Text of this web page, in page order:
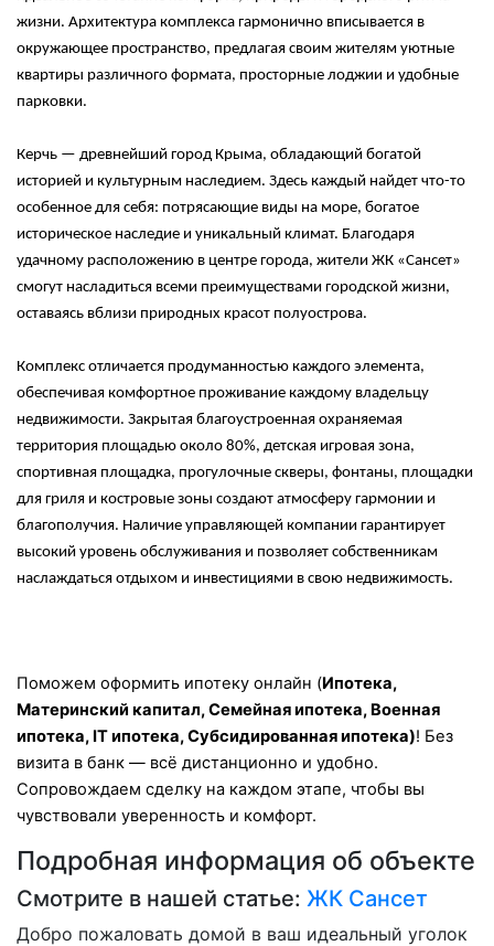
жизни. Архитектура комплекса гармонично вписывается в
окружающее пространство, предлагая своим жителям уютные
квартиры различного формата, просторные лоджии и удобные
парковки.
Керчь — древнейший город Крыма, обладающий богатой
историей и культурным наследием. Здесь каждый найдет что-то
особенное для себя: потрясающие виды на море, богатое
историческое наследие и уникальный климат. Благодаря
удачному расположению в центре города, жители ЖК «Сансет»
смогут насладиться всеми преимуществами городской жизни,
оставаясь вблизи природных красот полуострова.
Комплекс отличается продуманностью каждого элемента,
обеспечивая комфортное проживание каждому владельцу
недвижимости. Закрытая благоустроенная охраняемая
территория площадью около 80%, детская игровая зона,
спортивная площадка, прогулочные скверы, фонтаны, площадки
для гриля и костровые зоны создают атмосферу гармонии и
благополучия. Наличие управляющей компании гарантирует
высокий уровень обслуживания и позволяет собственникам
наслаждаться отдыхом и инвестициями в свою недвижимость.
Поможем оформить ипотеку онлайн (Ипотека,
Материнский капитал, Семейная ипотека, Военная
ипотека, IT ипотека, Субсидированная ипотека)! Без
визита в банк — всё дистанционно и удобно.
Сопровождаем сделку на каждом этапе, чтобы вы
чувствовали уверенность и комфорт.
Подробная информация об объекте
Смотрите в нашей статье: ЖК Сансет
Добро пожаловать домой в ваш идеальный уголок